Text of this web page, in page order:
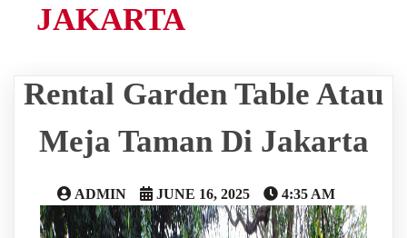
JAKARTA
Rental Garden Table Atau
Meja Taman Di Jakarta
ADMIN JUNE 16, 2025 4:35 AM